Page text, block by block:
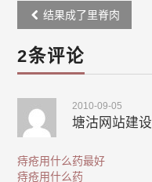
Post
navigation
结果成了里脊肉
2条评论
2010-09-05
塘沽网站建设
痔疮用什么药最好
痔疮用什么药